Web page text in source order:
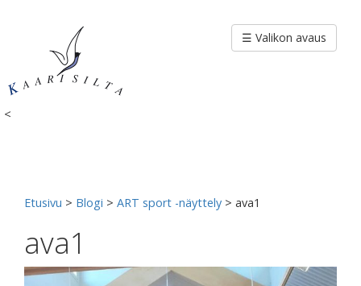
<
☰ Valikon avaus
Etusivu > Blogi > ART sport -näyttely > ava1
ava1